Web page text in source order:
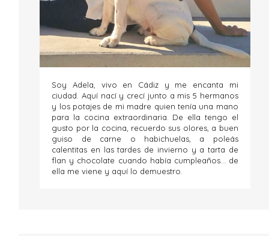
Soy Adela, vivo en Cádiz y me encanta mi
ciudad. Aquí nací y crecí junto a mis 5 hermanos
y los potajes de mi madre quien tenía una mano
para la cocina extraordinaria. De ella tengo el
gusto por la cocina, recuerdo sus olores, a buen
guiso de carne o habichuelas, a poleás
calentitas en las tardes de invierno y a tarta de
flan y chocolate cuando había cumpleaños... de
ella me viene y aquí lo demuestro.